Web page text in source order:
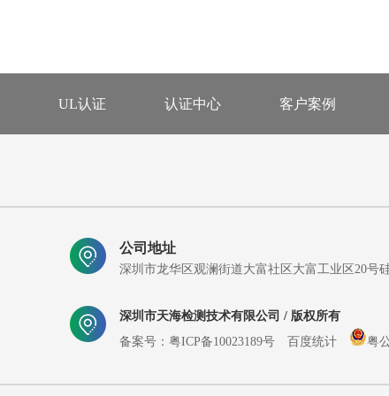
UL认证 认证中心 客户案例
公司地址
深圳市龙华区观澜街道大富社区大富工业区20号
深圳市天海检测技术有限公司 / 版权所有
备案号： 粤ICP备10023189号 百度统计 粤